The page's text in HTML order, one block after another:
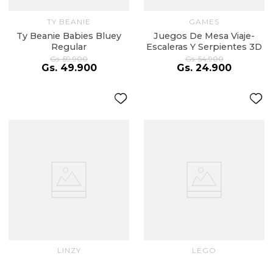
TY BEANIE
Ty Beanie Babies Bluey
Regular
Gs. 59.900
Gs. 49.900
GAMES
Juegos De Mesa Viaje-
Escaleras Y Serpientes 3D
Gs. 54.900
Gs. 24.900
LINZY LEGO